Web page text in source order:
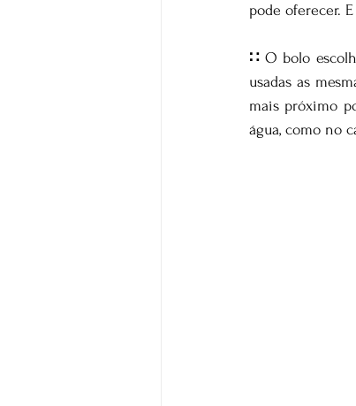
pode oferecer.
∷ O bolo
usadas as
mais próximo
água, como no